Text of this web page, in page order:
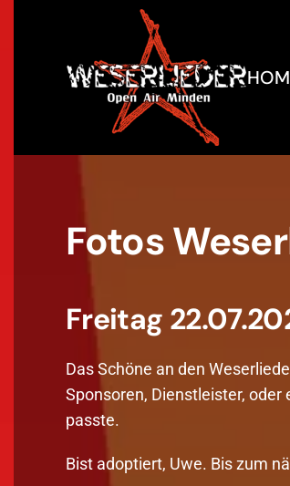
Zum Hauptinhalt springen
Fotos
Freitag
Das Schöne an den
Sponsoren, Dienstleister,
passte.
Bist adoptiert, Uwe. Bis zum